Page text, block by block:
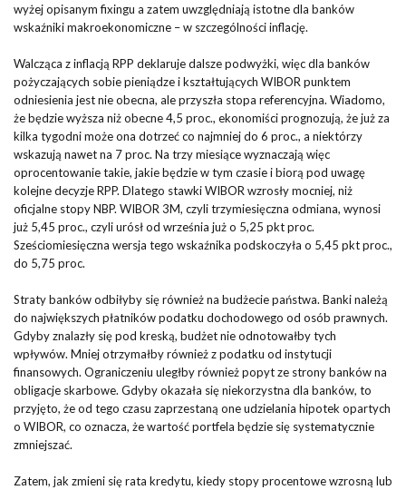
wyżej opisanym fixingu a zatem uwzględniają istotne dla banków
wskaźniki makroekonomiczne – w szczególności inflację.
Walcząca z inflacją RPP deklaruje dalsze podwyżki, więc dla banków
pożyczających sobie pieniądze i kształtujących WIBOR punktem
odniesienia jest nie obecna, ale przyszła stopa referencyjna. Wiadomo,
że będzie wyższa niż obecne 4,5 proc., ekonomiści prognozują, że już za
kilka tygodni może ona dotrzeć co najmniej do 6 proc., a niektórzy
wskazują nawet na 7 proc. Na trzy miesiące wyznaczają więc
oprocentowanie takie, jakie będzie w tym czasie i biorą pod uwagę
kolejne decyzje RPP. Dlatego stawki WIBOR wzrosły mocniej, niż
oficjalne stopy NBP. WIBOR 3M, czyli trzymiesięczna odmiana, wynosi
już 5,45 proc., czyli urósł od września już o 5,25 pkt proc.
Sześciomiesięczna wersja tego wskaźnika podskoczyła o 5,45 pkt proc.,
do 5,75 proc.
Straty banków odbiłyby się również na budżecie państwa. Banki należą
do największych płatników podatku dochodowego od osób prawnych.
Gdyby znalazły się pod kreską, budżet nie odnotowałby tych
wpływów. Mniej otrzymałby również z podatku od instytucji
finansowych. Ograniczeniu uległby również popyt ze strony banków na
obligacje skarbowe. Gdyby okazała się niekorzystna dla banków, to
przyjęto, że od tego czasu zaprzestaną one udzielania hipotek opartych
o WIBOR, co oznacza, że wartość portfela będzie się systematycznie
zmniejszać.
Zatem, jak zmieni się rata kredytu, kiedy stopy procentowe wzrosną lub